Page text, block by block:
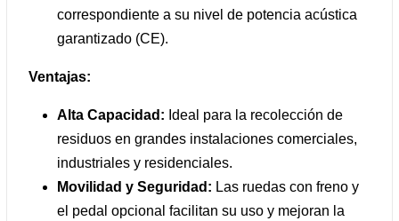
correspondiente a su nivel de potencia acústica
garantizado (CE).
Ventajas:
Alta Capacidad: Ideal para la recolección de
residuos en grandes instalaciones comerciales,
industriales y residenciales.
Movilidad y Seguridad: Las ruedas con freno y
el pedal opcional facilitan su uso y mejoran la